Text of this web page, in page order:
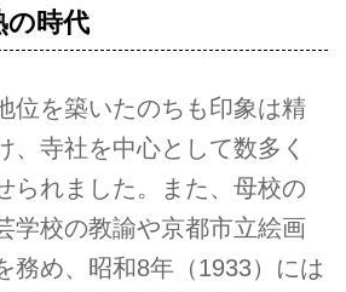
時代
位を築いたのちも印象は精
、寺社を中心として数多く
られました。また、母校の
学校の教諭や京都市立絵画
務め、昭和8年（1933）には